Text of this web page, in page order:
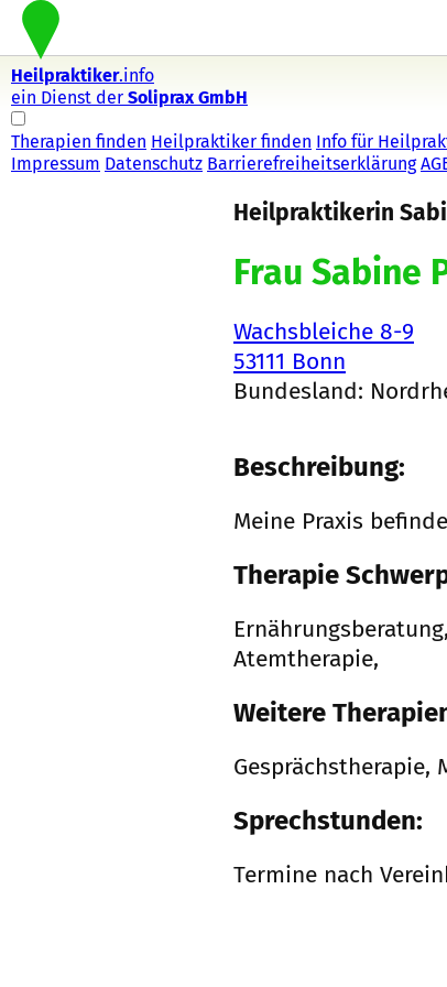
Heilpraktiker.info
ein Dienst der Soliprax GmbH
Therapien finden Heilpraktiker finden Info für
Impressum Datenschutz Barrierefreiheitserklärung
Heilpraktikerin
Frau Sabine
Wachsbleiche 8-9
53111 Bonn
Bundesland:
Beschreibung:
Meine Praxis
Therapie
Atemtherapie,
Weitere
Gesprächstherapie,
Sprechstunden:
Termine nach